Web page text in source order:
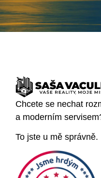
Chcete se nechat
a moderním
To jste u mě správně.